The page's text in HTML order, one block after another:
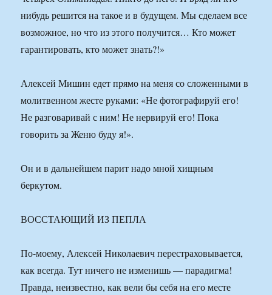
нибудь решится на такое и в будущем. Мы сделаем все
возможное, но что из этого получится… Кто может
гарантировать, кто может знать?!»
Алексей Мишин едет прямо на меня со сложенными в
молитвенном жесте руками: «Не фотографируй его!
Не разговаривай с ним! Не нервируй его! Пока
говорить за Женю буду я!».
Он и в дальнейшем парит надо мной хищным
беркутом.
ВОССТАЮЩИЙ ИЗ ПЕПЛА
По-моему, Алексей Николаевич перестраховывается,
как всегда. Тут ничего не изменишь — парадигма!
Правда, неизвестно, как вели бы себя на его месте